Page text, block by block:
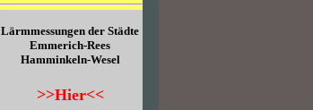
Lärmmessungen der Städte
Emmerich-Rees
Hamminkeln-Wesel
>>Hier<<